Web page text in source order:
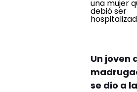
Un joven
se dio a